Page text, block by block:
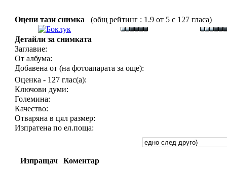
Оцени тази снимка (общ рейтинг : 1.9 от 5 с 127 гласа)
Детайли за снимката
Заглавие:
От албума:
Добавена от (на фотоапарата за още):
Оценка - 127 глас(а):
Ключови думи:
Големина:
Качество:
Отваряна в цял размер:
Изпратена по ел.поща:
Изпращач Коментар